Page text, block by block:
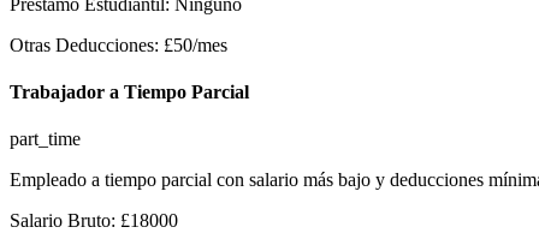
Otras Deducciones: £50/mes
Trabajador a Tiempo Parcial
part_time
Empleado a tiempo parcial con salario más bajo y deducciones
Salario Bruto: £18000